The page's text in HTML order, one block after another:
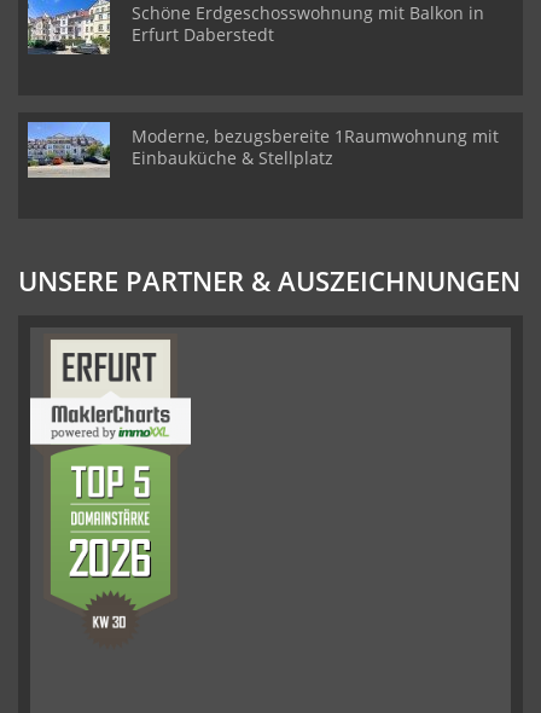
Schöne Erdgeschosswohnung mit Balkon in
Erfurt Daberstedt
Moderne, bezugsbereite 1Raumwohnung mit
Einbauküche & Stellplatz
UNSERE PARTNER & AUSZEICHNUNGEN